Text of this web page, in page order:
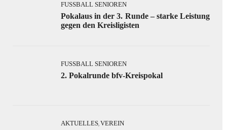
FUSSBALL SENIOREN
Pokalaus in der 3. Runde – starke Leistung
gegen den Kreisligisten
FUSSBALL SENIOREN
2. Pokalrunde bfv-Kreispokal
AKTUELLES, VEREIN